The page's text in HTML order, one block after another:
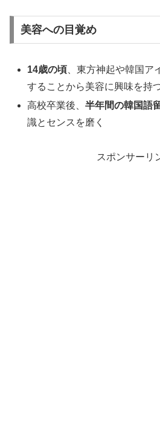
美容への目覚め
14歳の頃 、東方神起や韓国ア
することから美容に興味を持
高校卒業後、半年間の韓国語
識とセンスを磨く
スポンサーリ